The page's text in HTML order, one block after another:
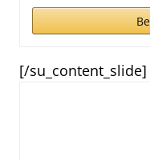
[/su_content_slide]